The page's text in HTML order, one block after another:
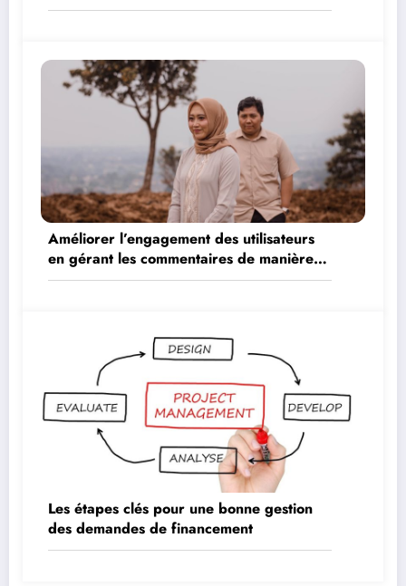
Améliorer l’engagement des utilisateurs
en gérant les commentaires de manière
proactive
Les étapes clés pour une bonne gestion
des demandes de financement